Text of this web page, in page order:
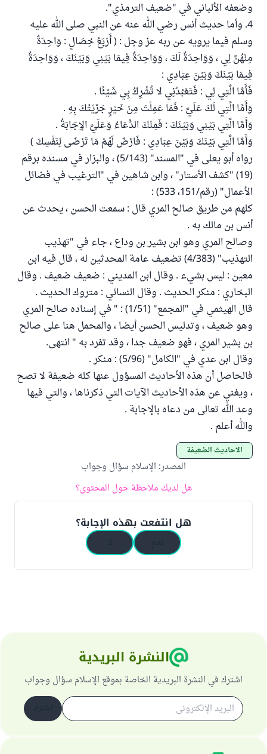
وضعفه الألباني في "ضعيف الترمذي".
4. وأما حديث أنس رضي الله عنه عن النبي صلى الله عليه
وسلم فيما يرويه عن ربه عز وجل : ( أَرْبَعُ خِصَالٍ : وَاحِدَةٌ
مِنْهُنَّ لِي ، وَوَاحِدَةٌ لَكَ ، وَوَاحِدَةٌ فِيمَا بَيْنِي وَبَيْنَكَ ، وَوَاحِدَةٌ
فِيمَا بَيْنَكَ وَبَيْنَ عِبَادِي :
فَأَمَّا الَّتِي لِي : فَتَعْبُدُنِي لا تُشْرِكُ بِي شَيْئًا .
وَأَمَّا الَّتِي لَكَ عَلَيَّ : فَمَا عَمِلْتَ مِنْ خَيْرٍ جَزَيْتُكَ بِهِ .
وَأَمَّا الَّتِي بَيْنِي وَبَيْنَكَ : فَمِنْكَ الدُّعَاءُ وَعَلَيَّ الإِجَابَةُ .
وَأَمَّا الَّتِي بَيْنَكَ وَبَيْنَ عِبَادِي : فَارْضَ لَهُمْ مَا تَرْضَى لِنَفْسِكَ )
رواه أبو يعلى في "المسند" (5/143) ، والبزار في مسنده برقم
(19) "كشف الأستار" ، وابن شاهين في "الترغيب في فضائل
الأعمال" (رقم/151، 533) :
كلهم من طريق صالح المري قال : سمعت الحسن ، يحدث عن
أنس بن مالك به .
وصالح المري وهو ابن بشير بن وداع ، جاء في "تهذيب
التهذيب" (4/383) تضعيف عامة المحدثين له ، قال فيه ابن
معين : ليس بشيء . وقال ابن المديني : ضعيف ضعيف . وقال
البخاري : منكر الحديث . وقال النسائي : متروك الحديث .
قال الهيثمي في "المجمع" (1/51) : " في إسناده صالح المري
وهو ضعيف ، وتدليس الحسن أيضا ، والمحمل هنا على صالح
بن بشير المري ، فهو ضعيف جدا ، وقد تفرد به " انتهى.
وقال ابن عدي في "الكامل" (5/96) : منكر .
فالحاصل أن هذه الأحاديث المسؤول عنها كله ضعيفة لا تصح
، ويغني عن هذه الأحاديث الآيات التي ذكرناها ، والتي فيها
وعد الله تعالى من دعاه بالإجابة .
والله أعلم .
الأحاديث الضعيفة
المصدر: الإسلام سؤال وجواب
هل لديك ملاحظة حول المحتوى؟
هل انتفعت بهذه الإجابة؟
النشرة البريدية
اشترك في النشرة البريدية الخاصة بموقع الإسلام سؤال وجواب